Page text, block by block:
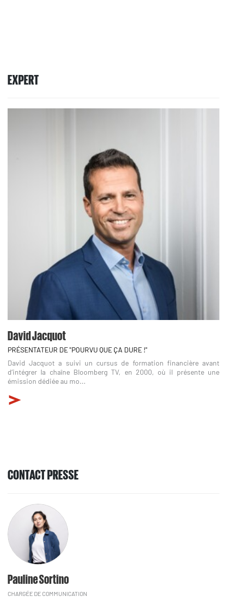
EXPERT
David Jacquot
PRÉSENTATEUR DE "POURVU QUE ÇA DURE !"
David Jacquot a suivi un cursus de formation financière avant
d’intégrer la chaîne Bloomberg TV, en 2000, où il présente une
émission dédiée au mo...
CONTACT PRESSE
Pauline Sortino
CHARGÉE DE COMMUNICATION